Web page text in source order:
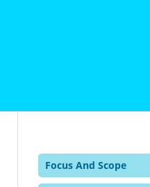
Focus And Scope